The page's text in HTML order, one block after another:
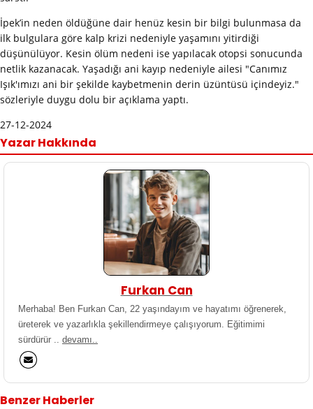
İpek’in neden öldüğüne dair henüz kesin bir bilgi bulunmasa da
ilk bulgulara göre kalp krizi nedeniyle yaşamını yitirdiği
düşünülüyor. Kesin ölüm nedeni ise yapılacak otopsi sonucunda
netlik kazanacak. Yaşadığı ani kayıp nedeniyle ailesi "Canımız
Işık'ımızı ani bir şekilde kaybetmenin derin üzüntüsü içindeyiz."
sözleriyle duygu dolu bir açıklama yaptı.
27-12-2024
Yazar Hakkında
Furkan Can
Merhaba! Ben Furkan Can, 22 yaşındayım ve hayatımı öğrenerek,
üreterek ve yazarlıkla şekillendirmeye çalışıyorum. Eğitimimi
sürdürür .. devamı..
Benzer Haberler